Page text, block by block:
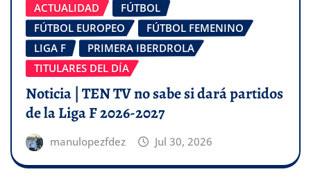
ACTUALIDAD
FÚTBOL
FÚTBOL EUROPEO
FÚTBOL FEMENINO
LIGA F
PRIMERA IBERDROLA
TITULARES DEL DÍA
Noticia | TEN TV no sabe si dará partidos
de la Liga F 2026-2027
manulopezfdez Jul 30, 2026